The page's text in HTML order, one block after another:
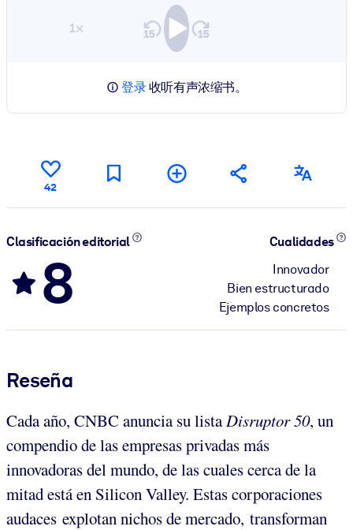
1×
登录收听有声浓缩书。
42
Clasificación editorial
8
Cualidades
Innovador
Bien estructurado
Ejemplos concretos
Reseña
Cada año, CNBC anuncia su listaDisruptor 50, un
compendio de las empresas privadas más
innovadoras del mundo, de las cuales cerca de la
mitad está en Silicon Valley. Estas corporaciones
audaces explotan nichos de mercado, transforman